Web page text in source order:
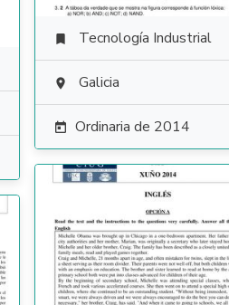
 Tecnología Industrial
 Galicia
 Ordinaria de 2014